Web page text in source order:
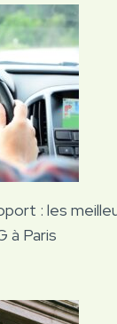
: les
à Paris